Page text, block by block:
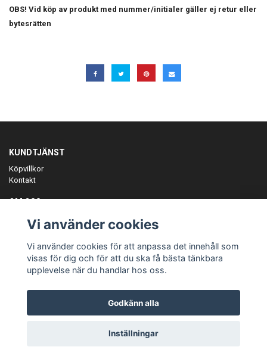
OBS! Vid köp av produkt med nummer/initialer gäller ej retur eller
bytesrätten
KUNDTJÄNST
Köpvillkor
Kontakt
OM OSS
ANMÄL DIG TILL VÅRT NYHETSBREV
Prenumerera
© Copyright Teamgear
Vi använder cookies
Vi använder cookies för att anpassa det innehåll som
visas för dig och för att du ska få bästa tänkbara
upplevelse när du handlar hos oss.
Godkänn alla
Inställningar